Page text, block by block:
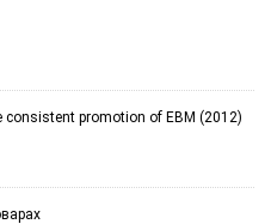
consistent promotion of EBM (2012)